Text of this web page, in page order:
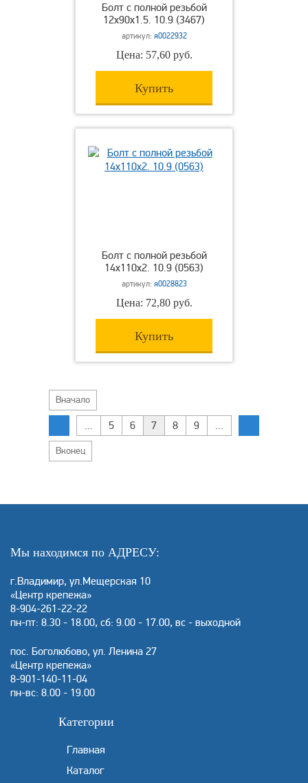
Болт с полной резьбой
12х90х1.5. 10.9 (3467)
артикул: я0022932
Цена: 57,60 руб.
Купить
Болт с полной резьбой
14х110х2. 10.9 (0563)
артикул: я0028823
Цена: 72,80 руб.
Купить
Вначало
... 5 6 7 8 9 ...
Вконец
Мы находимся по АДРЕСУ:
г.Владимир, ул.Мещерская 10
«Центр крепежа»
8-904-261-22-22
пн-пт: 8.30 - 18.00, сб: 9.00 - 17.00, вс - выходной
пос. Боголюбово, ул. Ленина 27
«Центр крепежа»
8-901-140-11-04
пн-вс: 8.00 - 19.00
Категории
Главная
Каталог